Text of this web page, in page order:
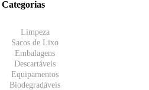
Categorias
Limpeza
Sacos de Lixo
Embalagens
Descartáveis
Equipamentos
Biodegradáveis